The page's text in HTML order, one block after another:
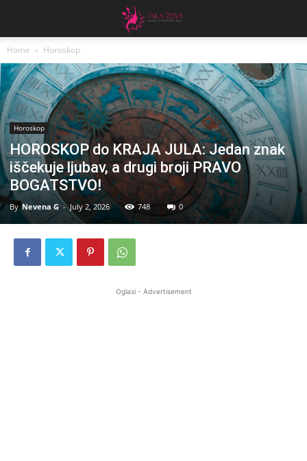
Home Horoskop
Horoskop
HOROSKOP do KRAJA JULA: Jedan znak
iščekuje ljubav, a drugi broji PRAVO
BOGATSTVO!
By Nevena G - July 2, 2026 748 0
Oglasi - Advertisement